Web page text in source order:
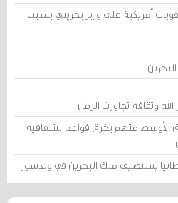
أمريكية على وزير بحريني بسبب
وثقافة تجاوزت الزمن
الأوسط متهم بخرق قواعد الشفافية
يستضيف ملك البحرين في وندسور